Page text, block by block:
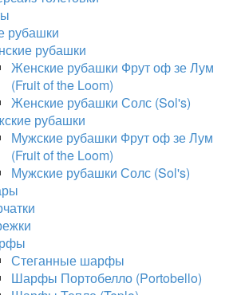
рубашки
рубашки
Женские рубашки Фрут оф зе Лум
(Fruit of the Loom)
Женские рубашки Солс (Sol's)
рубашки
Мужские рубашки Фрут оф зе Лум
(Fruit of the Loom)
Мужские рубашки Солс (Sol's)
Стеганные шарфы
Шарфы Портобелло (Portobello)